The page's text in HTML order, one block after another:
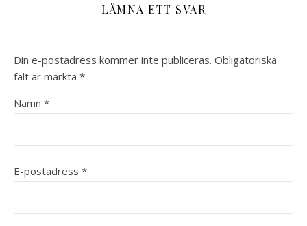
LÄMNA ETT SVAR
Din e-postadress kommer inte publiceras. Obligatoriska
fält är märkta *
Namn *
E-postadress *